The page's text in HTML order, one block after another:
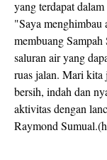
yang terdapat
"Saya menghimbau
membuang Sampah
saluran air yang
ruas jalan. Mari kita
bersih, indah dan
aktivitas dengan
Raymond